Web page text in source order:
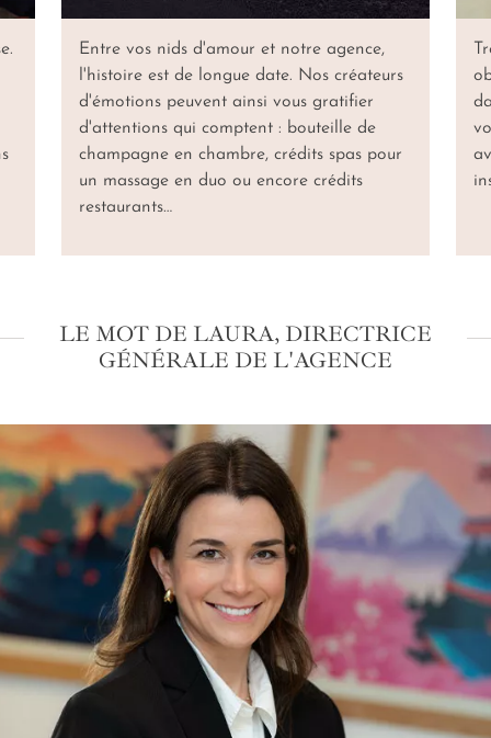
Entre vos nids d'amour et notre agence,
l'histoire est de longue date. Nos créateurs
d'émotions peuvent ainsi vous gratifier
d'attentions qui comptent : bouteille de
champagne en chambre, crédits spas pour
un massage en duo ou encore crédits
restaurants…
LE MOT DE LAURA, DIRECTRICE
GÉNÉRALE DE L'AGENCE